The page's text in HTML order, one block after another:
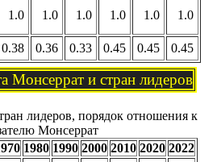
1.0 1.0 1.0 1.0 1.0 1.0
0.38 0.36 0.33 0.45 0.45 0.45
Монсеррат и стран лидеров
лидеров, порядок отношения к
Монсеррат
1980 1990 2000 2010 2020 2022